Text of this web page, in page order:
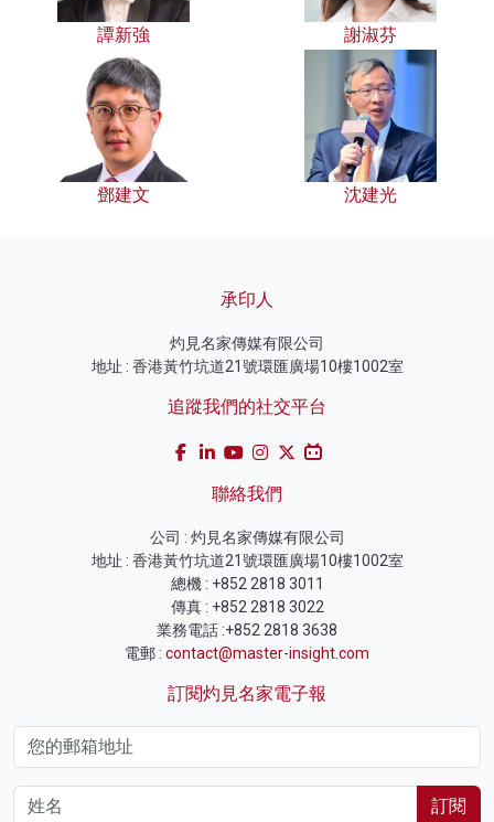
譚新強 謝淑芬
鄧建文 沈建光
承印人
灼見名家傳媒有限公司
地址 : 香港黃竹坑道21號環匯廣場10樓1002室
追蹤我們的社交平台
聯絡我們
公司 : 灼見名家傳媒有限公司
地址 : 香港黃竹坑道21號環匯廣場10樓1002室
總機 : +852 2818 3011
傳真 : +852 2818 3022
業務電話 :+852 2818 3638
電郵 : contact@master-insight.com
訂閱灼見名家電子報
訂閱